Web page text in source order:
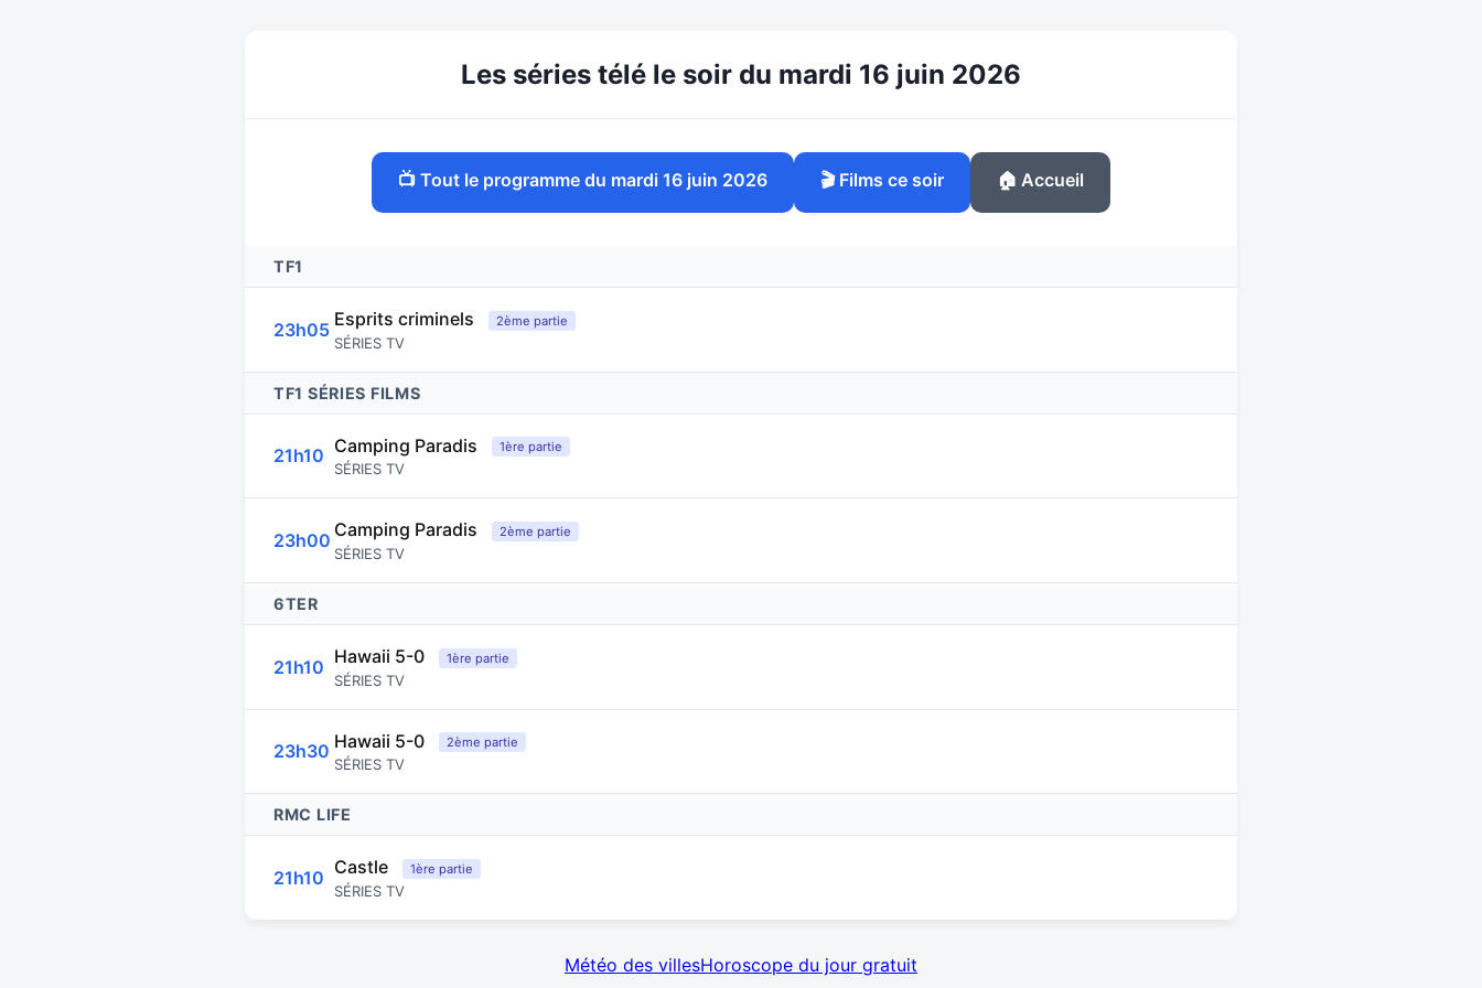
Les séries télé le soir du mardi 16 juin 2026
📺 Tout le programme du mardi 16 juin 2026 🎬 Films ce soir 🏠 Accueil
TF1
23h05 Esprits criminels 2ème partie
SÉRIES TV
TF1 SÉRIES FILMS
21h10 Camping Paradis 1ère partie
SÉRIES TV
23h00 Camping Paradis 2ème partie
SÉRIES TV
6TER
21h10 Hawaii 5-0 1ère partie
SÉRIES TV
23h30 Hawaii 5-0 2ème partie
SÉRIES TV
RMC LIFE
21h10 Castle 1ère partie
SÉRIES TV
Météo des villesHoroscope du jour gratuit